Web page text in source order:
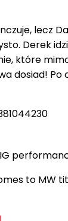
lecz
Derek
które
dosiad! Po
to MW